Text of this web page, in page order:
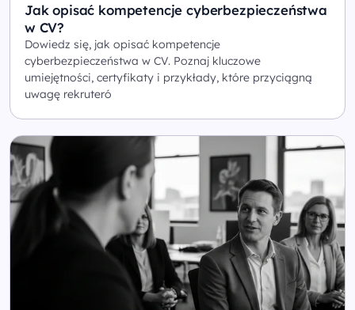
Jak opisać kompetencje cyberbezpieczeństwa
w CV?
Dowiedz się, jak opisać kompetencje
cyberbezpieczeństwa w CV. Poznaj kluczowe
umiejętności, certyfikaty i przykłady, które przyciągną
uwagę rekruteró